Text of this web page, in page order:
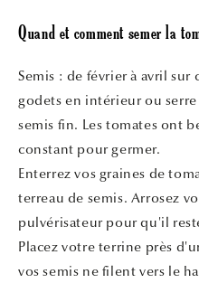
Quand et comment semer la
Semis : de février à avril sur
godets en intérieur ou
semis fin. Les tomates ont
constant pour germer.
Enterrez vos graines de
terreau de semis. Arrosez
pulvérisateur pour qu'il
Placez votre terrine près
vos semis ne filent vers le